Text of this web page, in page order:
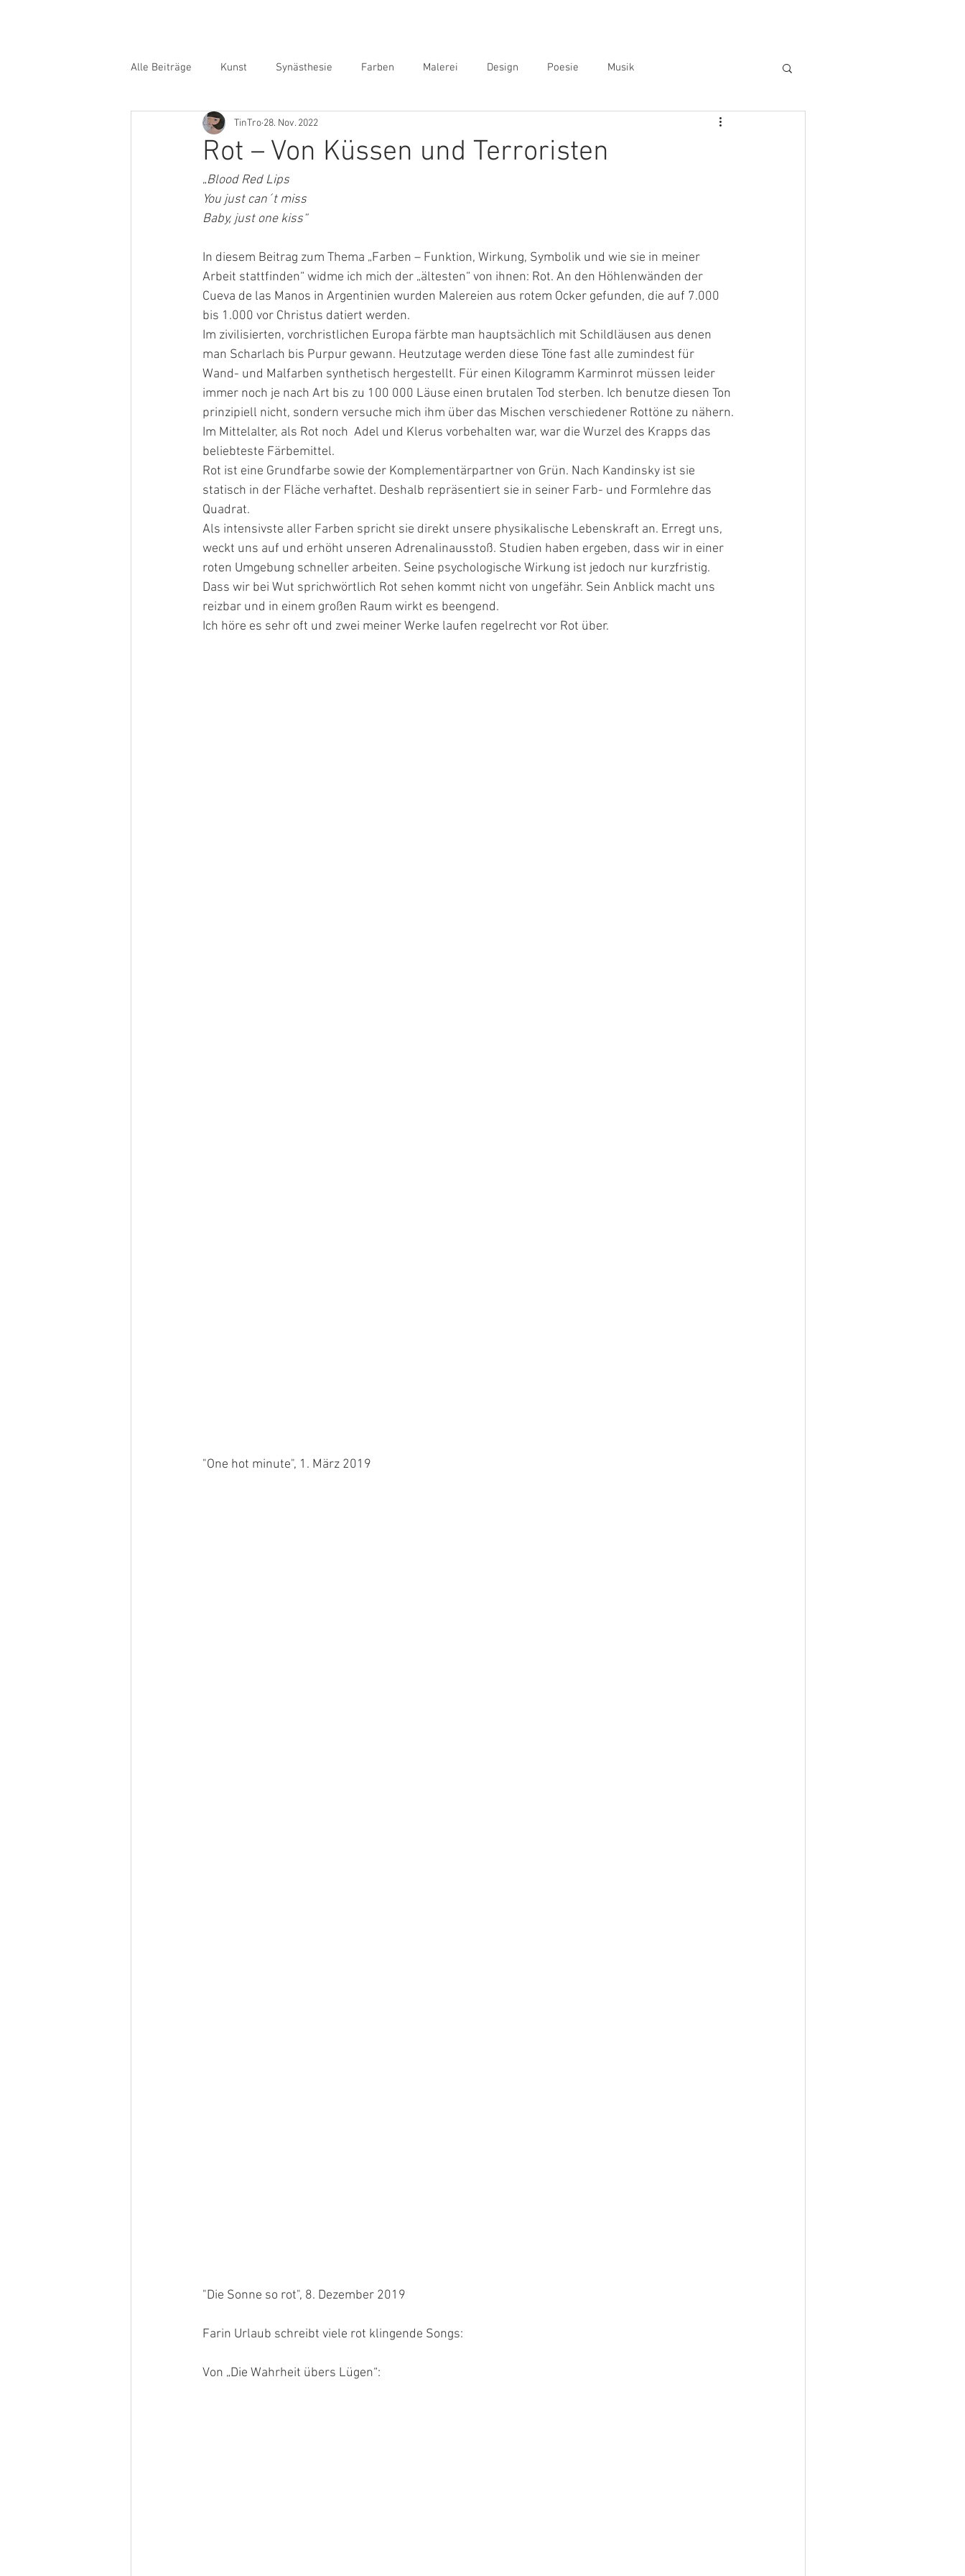
Alle Beiträge Kunst Synästhesie Farben Malerei Design Poesie Musik
Rot – Von Küssen und Terroristen
TinTro 28. Nov. 2022
„Blood Red Lips
You just can´t miss
Baby, just one kiss“
In diesem Beitrag zum Thema „Farben – Funktion, Wirkung, Symbolik und wie sie in meiner
Arbeit stattfinden“ widme ich mich der „ältesten“ von ihnen: Rot. An den Höhlenwänden der
Cueva de las Manos in Argentinien wurden Malereien aus rotem Ocker gefunden, die auf 7.000
bis 1.000 vor Christus datiert werden.
Im zivilisierten, vorchristlichen Europa färbte man hauptsächlich mit Schildläusen aus denen
man Scharlach bis Purpur gewann. Heutzutage werden diese Töne fast alle zumindest für
Wand- und Malfarben synthetisch hergestellt. Für einen Kilogramm Karminrot müssen leider
immer noch je nach Art bis zu 100 000 Läuse einen brutalen Tod sterben. Ich benutze diesen Ton
prinzipiell nicht, sondern versuche mich ihm über das Mischen verschiedener Rottöne zu nähern.
Im Mittelalter, als Rot noch  Adel und Klerus vorbehalten war, war die Wurzel des Krapps das
beliebteste Färbemittel.
Rot ist eine Grundfarbe sowie der Komplementärpartner von Grün. Nach Kandinsky ist sie
statisch in der Fläche verhaftet. Deshalb repräsentiert sie in seiner Farb- und Formlehre das
Quadrat.
Als intensivste aller Farben spricht sie direkt unsere physikalische Lebenskraft an. Erregt uns,
weckt uns auf und erhöht unseren Adrenalinausstoß. Studien haben ergeben, dass wir in einer
roten Umgebung schneller arbeiten. Seine psychologische Wirkung ist jedoch nur kurzfristig.
Dass wir bei Wut sprichwörtlich Rot sehen kommt nicht von ungefähr. Sein Anblick macht uns
reizbar und in einem großen Raum wirkt es beengend.
Ich höre es sehr oft und zwei meiner Werke laufen regelrecht vor Rot über.
"One hot minute", 1. März 2019
"Die Sonne so rot", 8. Dezember 2019
Farin Urlaub schreibt viele rot klingende Songs:
Von „Die Wahrheit übers Lügen“: